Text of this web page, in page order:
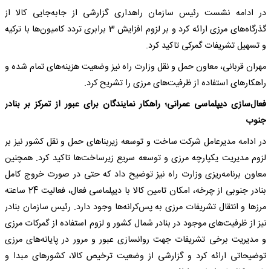
در ادامه نشست رئیس سازمان راهداری گزارشی از جابه‌جایی کالا از
گذرگاه‌های مرزی ارائه کرد و بر لزوم افزایش 3 برابری تردد کامیون‌ها با ترکیه
و تسهیل تشریفات گمرکی تاکید کرد.
مهران قربانی، معاون حمل و نقل وزارت راه نیز وضعیت هزینه‌های تمام شده و
راهکارهای استفاده از ظرفیت‌های مرزی را تشریح کرد.
فعال‌سازی دیپلماسی عمرانی؛ راهکار نمایندگان برای عبور از تمرکز بر بنادر
جنوب
در ادامه مدیرعامل شرکت ساخت و توسعه زیربناهای حمل و نقل کشور نیز بر
لزوم مدیریت یکپارچه مرزی و توسعه سریع زیرساخت‌ها تاکید کرد. همچنین
معاون برنامه‌ریزی وزارت راه نیز توضیح داد که حتی در صورت خروج کامل
بنادر جنوبی از چرخه، امکان تامین کالا با دیپلماسی فعال، فعالیت 24 ساعته
مرزها و انتقال تشریفات مرزی به پس‌کرانه‌ها وجود دارد. رئیس سازمان بنادر
نیز از ظرفیت‌های موجود در بنادر شمال کشور و لزوم استفاده از گمرکات مرزی
و مدیریت برخی تشریفات جهت روانسازی عبور و مرور در پایانه‌های مرزی
توضیحاتی ارائه کرد و گزارشی از وضعیت ترخیص کالا، کشورهای مبدا و